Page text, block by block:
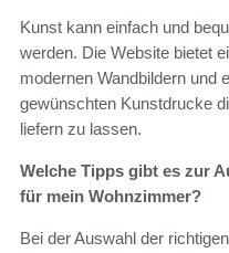
Kunst kann einfach und
werden. Die Website bietet
modernen Wandbildern und
gewünschten Kunstdrucke
liefern zu lassen.
Welche Tipps gibt es zur
für mein Wohnzimmer?
Bei der Auswahl der